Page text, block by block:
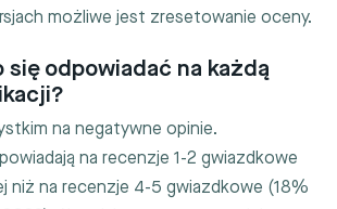
możliwe jest zresetowanie oceny.
się odpowiadać na każdą
na negatywne opinie.
na recenzje 1-2 gwiazdkowe
niż na recenzje 4-5 gwiazdkowe (18%